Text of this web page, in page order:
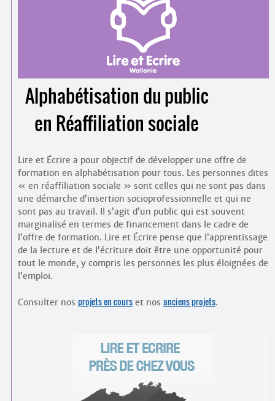
Alphabétisation du public
en Réaffiliation sociale
Lire et Écrire a pour objectif de développer une offre de
formation en alphabétisation pour tous. Les personnes dites
« en réaffiliation sociale » sont celles qui ne sont pas dans
une démarche d’insertion socio­professionnelle et qui ne
sont pas au travail. Il s’agit d’un public qui est souvent
marginalisé en termes de financement dans le cadre de
l’offre de formation. Lire et Écrire pense que l’apprentissage
de la lecture et de l’écriture doit être une opportunité pour
tout le monde, y compris les personnes les plus éloignées de
l’emploi.
Consulter nos projets en courset nos anciens projets.